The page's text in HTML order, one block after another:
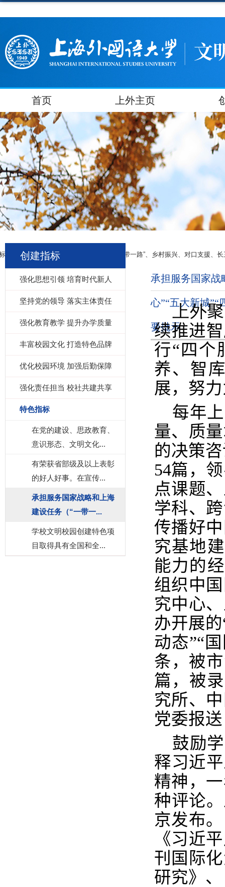
首页 上外主页
创建指标
强化思想引领 培育时代新人
坚持党的领导 落实主体责任
强化教育教学 提升办学质量
丰富校园文化 打造特色品牌
优化校园环境 加强后勤保障
强化责任担当 校社共建共享
特色指标
在党的建设、思政教育、
意识形态、文明文化...
有荣获省部级及以上表彰
的好人好事。在宣传...
承担服务国家战略和上海
建设任务（“一带一...
学校文明校园创建特色项
目取得具有全国和全...
承担服务国家战略和上海建设任务（“一带一路”、乡村振兴、对口支援、
承担服务国家战
心”“五大新城
要批示
上外
续推进
行“四个
养、智
展，努
每年
量、质
的决策
54篇，
点课题
学科、
传播好
究基地
能力的
组织中
究中心
办开展
动态”“
条，被
篇，被
究所、
党委报
鼓励
释习近
精神，
种评论。
京发布
《习近
刊国际
研究》